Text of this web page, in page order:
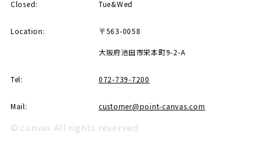
Closed: Tue&Wed
Location: 〒563-0058
大阪府池田市栄本町9-2-A
Tel: 072-739-7200
Mail: customer@point-canvas.com
©.canvas All rights reserved.